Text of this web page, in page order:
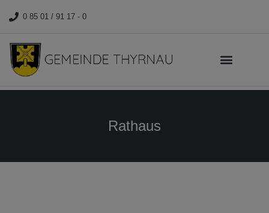
0 85 01 / 91 17 - 0
Rathaus